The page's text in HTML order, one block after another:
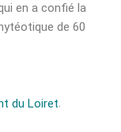
en a confié la
de 60
du Loiret.